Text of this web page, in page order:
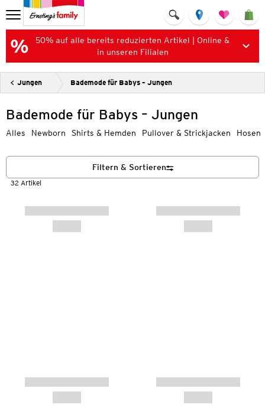
50% auf alle bereits reduzierten Artikel | Online &
in unseren Filialen
Jungen Bademode für Babys – Jungen
Bademode für Babys – Jungen
Alles Newborn Shirts & Hemden Pullover & Strickjacken Hosen
32 Artikel
Filtern & Sortieren